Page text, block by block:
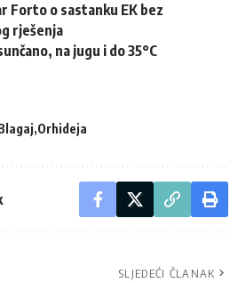
Forto o sastanku EK bez
rješenja
na jugu i do 35°C
Orhideja
SLJEDEĆI ČLANAK